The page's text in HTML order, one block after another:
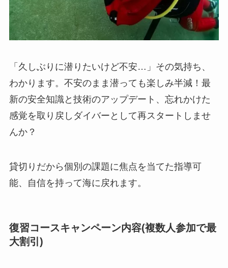
「久しぶりに潜りたいけど不安…」その気持ち、
わかります。不安のまま潜っても楽しみ半減！最
新の安全知識と技術のアップデート、忘れかけた
感覚を取り戻しダイバーとして再スタートしませ
んか？
貸切りだから個別の課題に焦点を当てた指導可
能、自信を持って海に戻れます。
復習コースキャンペーン内容(複数人参加で最
大割引)